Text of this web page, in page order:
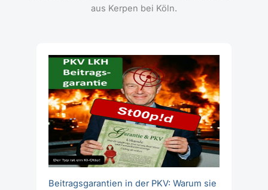
aus Kerpen bei Köln.
Beitragsgarantien in der PKV: Warum sie